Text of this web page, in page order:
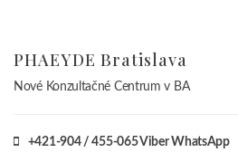
PHAEYDE Bratislava
Nové Konzultačné Centrum v BA
+421-904 / 455-065 Viber WhatsApp